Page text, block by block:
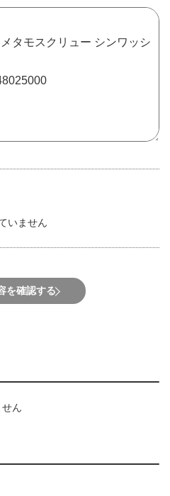
いません
を確認する
ん